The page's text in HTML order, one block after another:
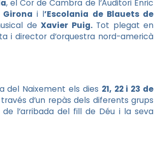
, el Cor de Cambra de l’Auditori Enric
i l’Escolania de Blauets de
de Xavier Puig.Tot plegat en
i director d’orquestra nord-americà
del Naixement els dies 21, 22 i 23 de
d’un repàs dels diferents grups
de l’arribada del fill de Déu i la seva